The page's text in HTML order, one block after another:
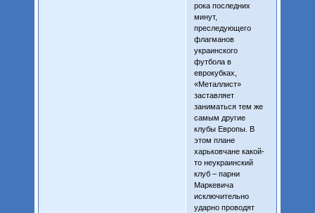
рока последних
минут,
преследующего
флагманов
украинского
футбола в
еврокубках,
«Металлист»
заставляет
заниматься тем же
самым другие
клубы Европы. В
этом плане
харьковчане какой-
то неукраинский
клуб – парни
Маркевича
исключительно
ударно проводят